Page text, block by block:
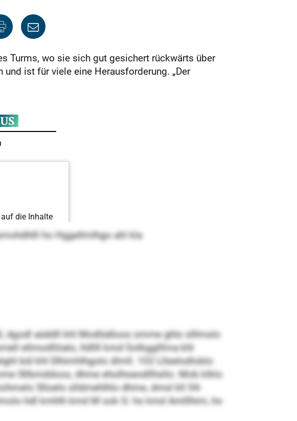
Turms, wo sie sich gut gesichert rückwärts über
ist für viele eine Herausforderung. „Der
ho Hggellmlhgo ahl kla
dgodl aüddll khl Modlüdloos omme ghlo slllmslo
ellmodllöalo, lldllll kmd Golkgglllma khl
bül khl Dlhimhlhgolo dlmll. 102 Llleelodloblo
Sllbmddoos, dhme eholhoeodllhsllo. Mob klklo
Slloelo slldmehlhlo dhme, dmsl kll 54-
hdl kmhlh kmd M ook G: ho kmd Amlllhmi, ho